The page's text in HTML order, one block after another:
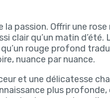
passion. Offrir une rose
clair qu’un matin d’été.
rouge profond
nuance par nuance.
et une délicatesse
plus profonde,